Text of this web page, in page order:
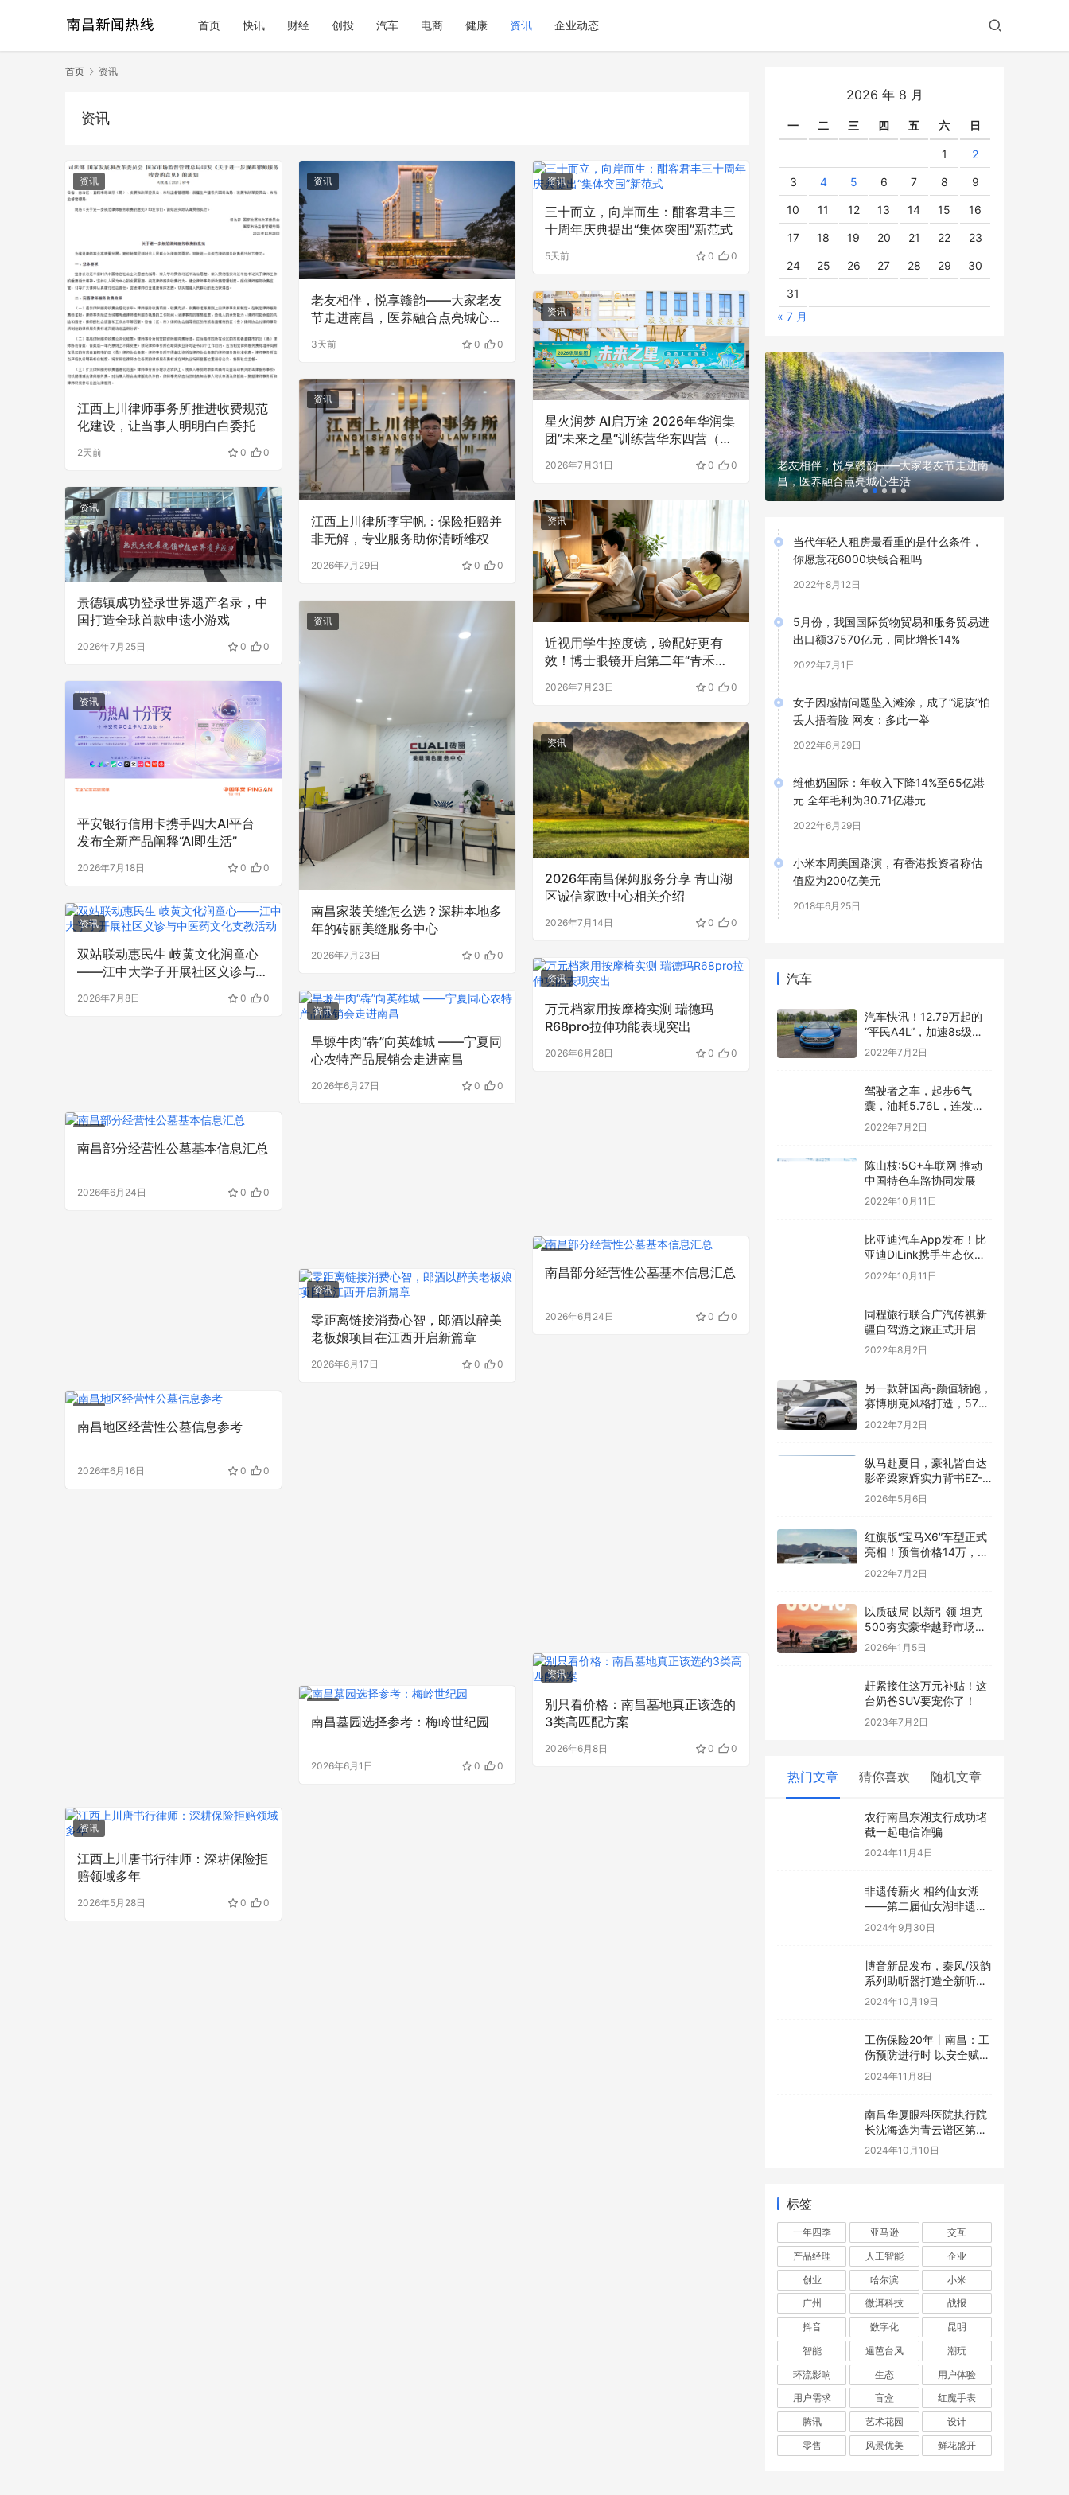
首页 快讯 财经 创投 汽车 电商 健康 资讯 企业动态
首页 资讯
资讯
资讯
江西上川律师事务所推进收费规范
化建设，让当事人明明白白委托
2天前 0 0
资讯
老友相伴，悦享赣韵——大家老友
节走进南昌，医养融合点亮城心生
3天前 0 0
资讯
三十而立，向岸而生：酣客君丰三
十周年庆典提出“集体突围”新范式
5天前 0 0
资讯
星火润梦 AI启万途 2026年华润集
团”未来之星“训练营华东四营（万
2026年7月31日 0 0
资讯
江西上川律所李宇帆：保险拒赔并
非无解，专业服务助你清晰维权
2026年7月29日 0 0
资讯
景德镇成功登录世界遗产名录，中
国打造全球首款申遗小游戏
2026年7月25日 0 0
资讯
近视用学生控度镜，验配好更有
效！博士眼镜开启第二年“青禾行
2026年7月23日 0 0
资讯
南昌家装美缝怎么选？深耕本地多
年的砖丽美缝服务中心
2026年7月23日 0 0
资讯
平安银行信用卡携手四大AI平台
发布全新产品阐释“AI即生活”
2026年7月18日 0 0
资讯
2026年南昌保姆服务分享 青山湖
区诚信家政中心相关介绍
2026年7月14日 0 0
资讯
双站联动惠民生 岐黄文化润童心
——江中大学子开展社区义诊与中
2026年7月8日 0 0
资讯
万元档家用按摩椅实测 瑞德玛
R68pro拉伸功能表现突出
2026年6月28日 0 0
资讯
旱塬牛肉“犇”向英雄城 ——宁夏同
心农特产品展销会走进南昌
2026年6月27日 0 0
南昌部分经营性公墓基本信息汇总
2026年6月24日 0 0
南昌部分经营性公墓基本信息汇总
2026年6月24日 0 0
资讯
零距离链接消费心智，郎酒以醉美
老板娘项目在江西开启新篇章
2026年6月17日 0 0
南昌地区经营性公墓信息参考
2026年6月16日 0 0
资讯
别只看价格：南昌墓地真正该选的
3类高匹配方案
2026年6月8日 0 0
南昌墓园选择参考：梅岭世纪园
2026年6月1日 0 0
资讯
江西上川唐书行律师：深耕保险拒
赔领域多年
2026年5月28日 0 0
2026 年 8 月
一 二 三 四 五 六 日
1 2
3 4 5 6 7 8 9
10 11 12 13 14 15 16
17 18 19 20 21 22 23
24 25 26 27 28 29 30
31
« 7 月
江西上川律所李宇帆：保险拒赔并非无解，
专业服务助你清晰维权
江西上川律师事务所推进收费规范化建设，
老友相伴，悦享赣韵——大家老友节走进南
昌，医养融合点亮城心生活
当代年轻人租房最看重的是什么条件，
你愿意花6000块钱合租吗
2022年8月12日
5月份，我国国际货物贸易和服务贸易进
出口额37570亿元，同比增长14%
2022年7月1日
女子因感情问题坠入滩涂，成了“泥孩”怕
丢人捂着脸 网友：多此一举
2022年6月29日
维他奶国际：年收入下降14%至65亿港
元 全年毛利为30.71亿港元
2022年6月29日
小米本周美国路演，有香港投资者称估
值应为200亿美元
2018年6月25日
汽车
汽车快讯！12.79万起的
“平民A4L”，加速8s级，
一公里五毛钱，上市就锁
定爆款
2022年7月2日
驾驶者之车，起步6气
囊，油耗5.76L，连发动
机都是顶级水平——汽车
2022年7月2日
陈山枝:5G+车联网 推动
中国特色车路协同发展
2022年10月11日
比亚迪汽车App发布！比
亚迪DiLink携手生态伙伴
打造数字化座舱
2022年10月11日
同程旅行联合广汽传祺新
疆自驾游之旅正式开启
2022年8月2日
另一款韩国高-颜值轿跑，
赛博朋克风格打造，576
马力续航600公里
2022年7月2日
纵马赴夏日，豪礼皆自达
影帝梁家辉实力背书EZ-
60马年版上市 EZ-6超级
置换季开启
2026年5月6日
红旗版“宝马X6”车型正式
亮相！预售价格14万，跨
界轿跑SUV外观动感炫酷
2022年7月2日
以质破局 以新引领 坦克
500夯实豪华越野市场标
杆地位
2026年1月5日
赶紧接住这万元补贴！这
台奶爸SUV要宠你了！
2023年7月2日
热门文章 猜你喜欢 随机文章
农行南昌东湖支行成功堵
截一起电信诈骗
2024年11月4日
非遗传薪火 相约仙女湖
——第二届仙女湖非遗旅
游欢乐周开幕在即
2024年9月30日
博音新品发布，秦风/汉韵
系列助听器打造全新听觉
体验
2024年10月19日
工伤保险20年丨南昌：工
伤预防进行时 以安全赋能
发展
2024年11月8日
南昌华厦眼科医院执行院
长沈海选为青云谱区第十
七届人民代表大会代表
2024年10月10日
标签
一年四季 亚马逊
交互
产品经理
人工智能
企业
创业
哈尔滨
小米
广州
微洱科技
战报
抖音
数字化
昆明
智能
暹芭台风
潮玩
环流影响
生态
用户体验
用户需求
盲盒
红魔手表
腾讯
艺术花园
设计
零售
风景优美 鲜花盛开